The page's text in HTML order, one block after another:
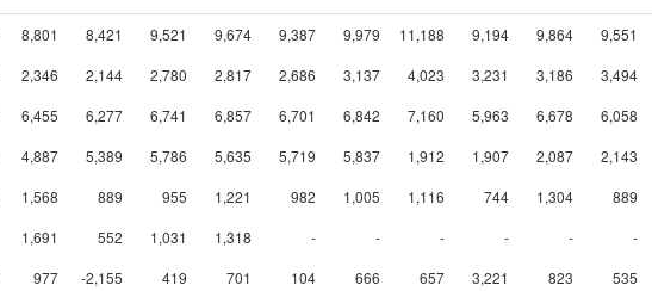
8,801 8,421 9,521 9,674 9,387 9,979 11,188 9,194 9,864 9,551
2,346 2,144 2,780 2,817 2,686 3,137 4,023 3,231 3,186 3,494
6,455 6,277 6,741 6,857 6,701 6,842 7,160 5,963 6,678 6,058
4,887 5,389 5,786 5,635 5,719 5,837 1,912 1,907 2,087 2,143
1,568 889 955 1,221 982 1,005 1,116 744 1,304 889
1,691 552 1,031 1,318 - - - - - -
977 -2,155 419 701 104 666 657 3,221 823 535